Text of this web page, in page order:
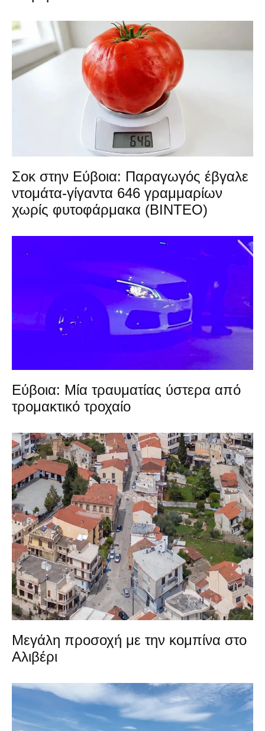
Σοκ στην Εύβοια: Παραγωγός έβγαλε
ντομάτα-γίγαντα 646 γραμμαρίων
χωρίς φυτοφάρμακα (ΒΙΝΤΕΟ)
Εύβοια: Μία τραυματίας ύστερα από
τρομακτικό τροχαίο
Μεγάλη προσοχή με την κομπίνα στο
Αλιβέρι